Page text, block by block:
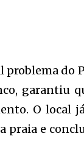
problema do
garantiu
O local
praia e